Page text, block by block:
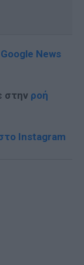
Google News
στην ροή
Instagram